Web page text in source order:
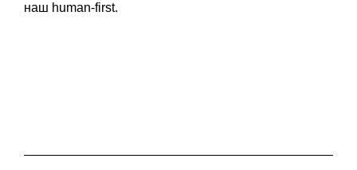
наш human-first.